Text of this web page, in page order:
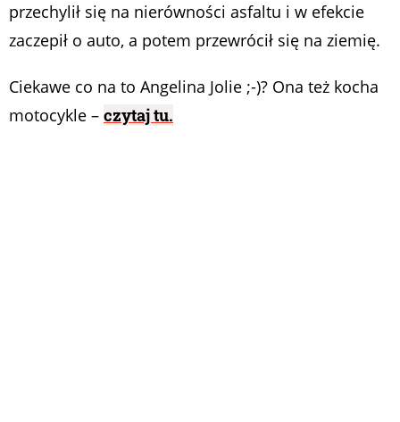
przechylił się na nierówności asfaltu i w efekcie
zaczepił o auto, a potem przewrócił się na ziemię.
Ciekawe co na to Angelina Jolie ;-)? Ona też kocha
motocykle – czytaj tu.